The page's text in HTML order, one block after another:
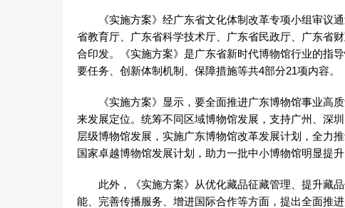
《实施方案》经广东省文化体制改革专项小组审议通
省教育厅、广东省科学技术厅、广东省民政厅、广东省
合印发。《实施方案》是广东省新时代博物馆行业的指
要任务、创新体制机制、保障措施等共4部分21项内容。
《实施方案》显示，要全面推进广东博物馆事业高质
来发展定位。统筹不同区域博物馆发展，支持广州、深
层级博物馆发展，实施广东博物馆改革发展计划，全力
国家卓越博物馆发展计划，助力一批中小博物馆明显提
此外，《实施方案》从优化藏品征藏管理、提升藏品
能、完善传播服务、增进国际合作等方面，提出全面推